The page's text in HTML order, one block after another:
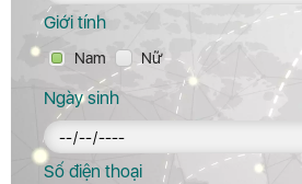
Giới tính
Nam Nữ
Ngày sinh
Số điện thoại